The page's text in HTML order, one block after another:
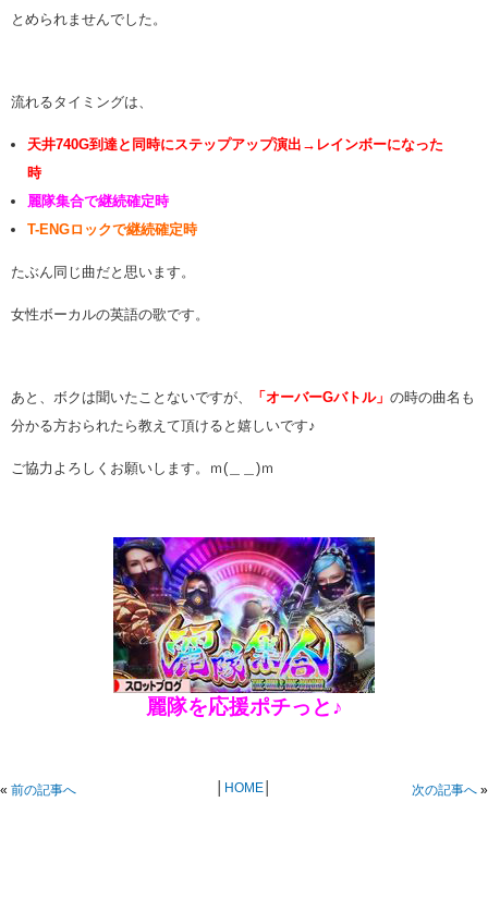
とめられませんでした。
流れるタイミングは、
天井740G到達と同時にステップアップ演出→レインボーになった
時
麗隊集合で継続確定時
T-ENGロックで継続確定時
たぶん同じ曲だと思います。
女性ボーカルの英語の歌です。
あと、ボクは聞いたことないですが、 「オーバーGバトル」 の時の曲名も
分かる方おられたら教えて頂けると嬉しいです♪
ご協力よろしくお願いします。ｍ(＿＿)ｍ
麗隊を応援ポチっと♪
« 前の記事へ HOME│ 次の記事へ »